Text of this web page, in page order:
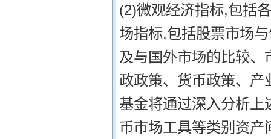
(2)微观经济指标,包括
场指标,包括股票市场
及与国外市场的比较
政政策、货币政策、
基金将通过深入分析
币市场工具等类别资